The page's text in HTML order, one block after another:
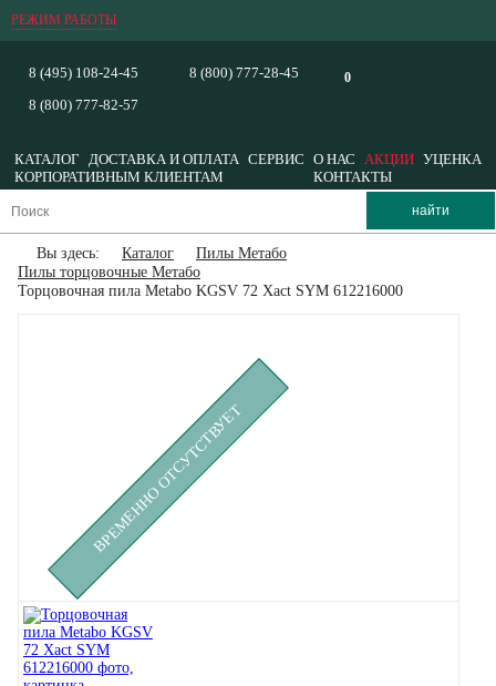
РЕЖИМ РАБОТЫ
0
8 (495) 108-24-45
8 (800) 777-82-57
8 (800) 777-28-45
КАТАЛОГ ДОСТАВКА И ОПЛАТА СЕРВИС О НАС АКЦИИ УЦЕНКА
КОРПОРАТИВНЫМ КЛИЕНТАМ
КОНТАКТЫ
Вы здесь: Каталог
Пилы Метабо
Пилы торцовочные Метабо
Торцовочная пила Metabo KGSV 72 Xact SYM 612216000
ВРЕМЕННО ОТСУТСТВУЕТ